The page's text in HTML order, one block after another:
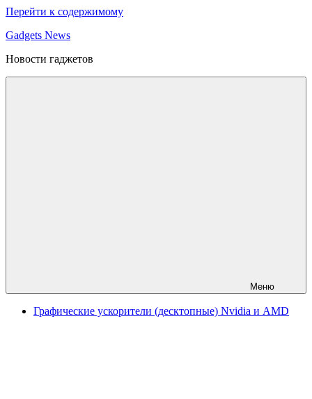
Перейти к содержимому
Gadgets News
Новости гаджетов
Меню
Графические ускорители (десктопные) Nvidia и AMD